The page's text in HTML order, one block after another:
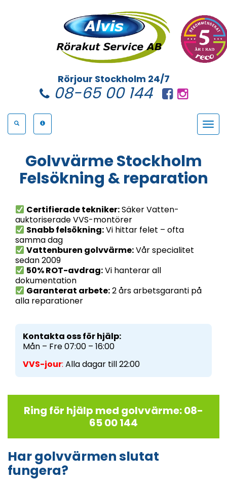
Rörjour Stockholm 24/7
08-65 00 144
Toggle
Golvvärme Stockholm
Felsökning & reparation
Certifierade tekniker:Säker Vatten-
auktoriserade VVS-montörer
Snabb felsökning:Vi hittar felet – ofta
samma dag
Vattenburen golvvärme:Vår specialitet
sedan 2009
50% ROT-avdrag:Vi hanterar all
dokumentation
Garanterat arbete:2 års arbetsgaranti på
alla reparationer
Kontakta oss för hjälp:
Mån – Fre 07:00 – 16:00
VVS-jour: Alla dagar till 22:00
Ring för hjälp med golvvärme: 08-
65 00 144
Har golvvärmen slutat
fungera?